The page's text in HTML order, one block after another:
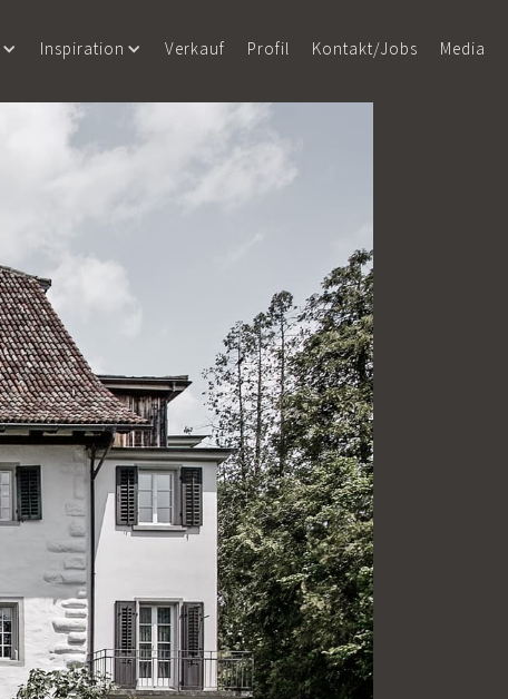
Inspiration Verkauf Profil Kontakt/Jobs Media